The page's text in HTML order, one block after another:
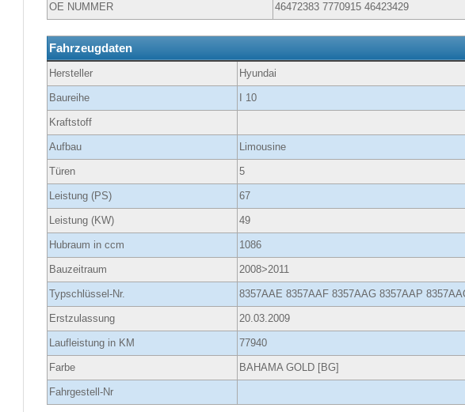
OE NUMMER 46472383 7770915 46423429
Fahrzeugdaten
Hersteller Hyundai
Baureihe I 10
Kraftstoff
Aufbau Limousine
Türen 5
Leistung (PS) 67
Leistung (KW) 49
Hubraum in ccm 1086
Bauzeitraum 2008>2011
Typschlüssel-Nr. 8357AAE 8357AAF 8357AAG 8357AAP
Erstzulassung 20.03.2009
Laufleistung in KM 77940
Farbe BAHAMA GOLD [BG]
Fahrgestell-Nr